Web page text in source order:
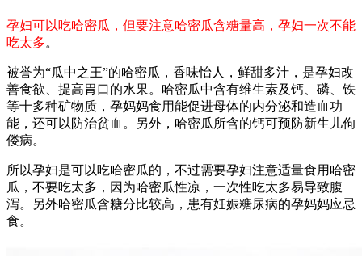
孕妇可以吃哈密瓜，但要注意哈密瓜含糖量高，孕妇一次不能
吃太多。
被誉为“瓜中之王”的哈密瓜，香味怡人，鲜甜多汁，是孕妇改
善食欲、提高胃口的水果。哈密瓜中含有维生素及钙、磷、铁
等十多种矿物质，孕妈妈食用能促进母体的内分泌和造血功
能，还可以防治贫血。另外，哈密瓜所含的钙可预防新生儿佝
偻病。
所以孕妇是可以吃哈密瓜的，不过需要孕妇注意适量食用哈密
瓜，不要吃太多，因为哈密瓜性凉，一次性吃太多易导致腹
泻。另外哈密瓜含糖分比较高，患有妊娠糖尿病的孕妈妈应忌
食。